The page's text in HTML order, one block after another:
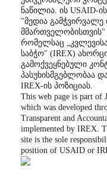
ნაწილია. ის USAID-
"მედია
მმართველობისთვის"
რომელსაც
საბჭო" (IREX)
გამოქვეყნებული
პასუხისმგებლობაა
IREX-ის პოზიციას.
This web page is part of
which was developed
Transparent and
implemented by IREX.
site is the sole
position of USAID or